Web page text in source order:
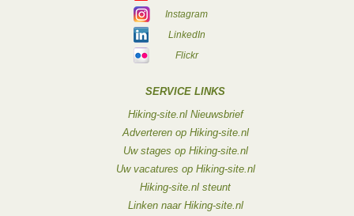
Instagram
LinkedIn
Flickr
SERVICE LINKS
Hiking-site.nl Nieuwsbrief
Adverteren op Hiking-site.nl
Uw stages op Hiking-site.nl
Uw vacatures op Hiking-site.nl
Hiking-site.nl steunt
Linken naar Hiking-site.nl